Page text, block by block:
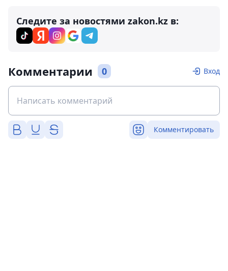
Следите за новостями zakon.kz в:
Комментарии 0 Вход
Комментировать